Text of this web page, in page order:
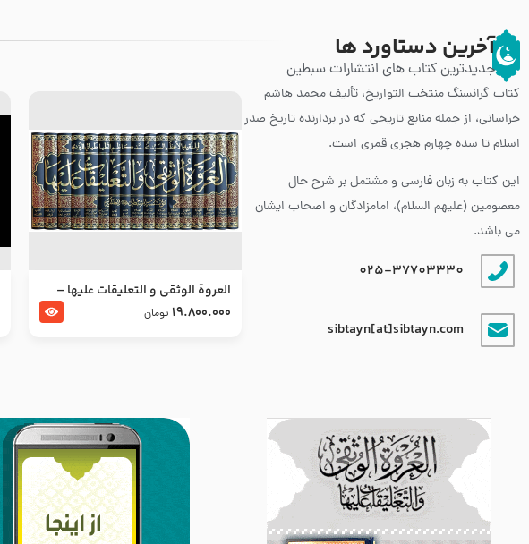
آخرین دستاورد ها
جدیدترین کتاب های انتشارات سبطین
کتاب گرانسنگ منتخب التواريخ، تألیف محمد هاشم
خراسانی، از جمله منابع تاریخی که در بردارنده تاریخ صدر
اسلام تا سده چهارم هجری قمری است.
این کتاب به زبان فارسی و مشتمل بر شرح حال
معصومین (علیهم السلام)، امامزادگان و اصحاب ایشان
می باشد.
025-37703330
sibtayn[at]sibtayn.com
العروة الوثقى و التعليقات عليها –
طرح جدید
19.800.000 تومان